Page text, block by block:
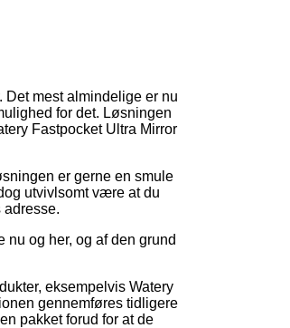
mest almindelige er nu
for det. Løsningen
Fastpocket Ultra Mirror
er gerne en smule
utvivlsomt være at du
og her, og af den grund
eksempelvis Watery
gennemføres tidligere
pakket forud for at de